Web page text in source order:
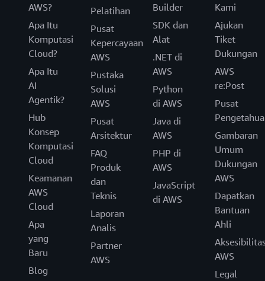
AWS?
Apa Itu
Komputasi
Cloud?
Apa Itu
AI
Agentik?
Hub
Konsep
Komputasi
Cloud
Keamanan
AWS
Cloud
Apa
yang
Baru
Blog
Pelatihan
Pusat
Kepercayaan
AWS
Pustaka
Solusi
AWS
Pusat
Arsitektur
FAQ
Produk
dan
Teknis
Laporan
Analis
Partner
AWS
Builder
SDK dan
Alat
.NET di
AWS
Python
di AWS
Java di
AWS
PHP di
AWS
JavaScript
di AWS
Kami
Ajukan
Tiket
Dukungan
AWS
re:Post
Pusat
Gambaran
Umum
Dukungan
AWS
Dapatkan
Bantuan
Ahli
AWS
Legal